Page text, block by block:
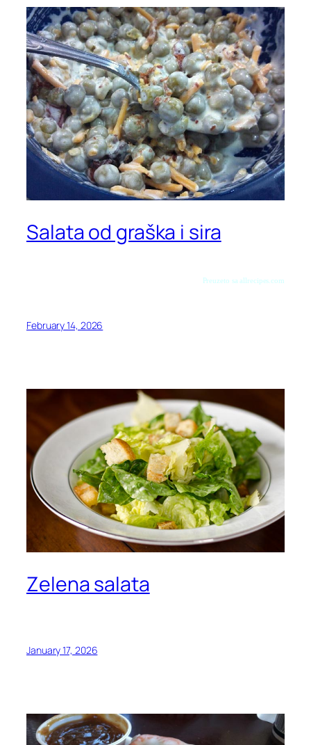
Salata od graška i sira
Preuzeto sa allrecipes.com
February 14, 2026
Zelena salata
January 17, 2026